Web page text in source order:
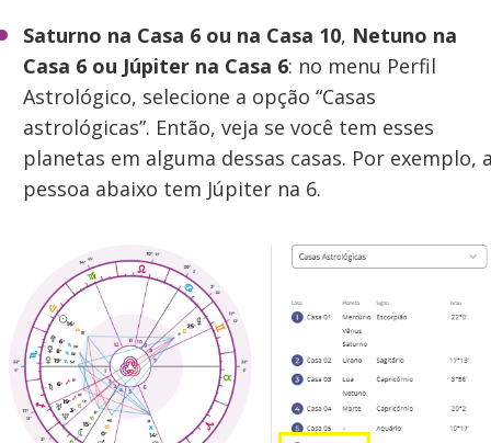
Saturno na Casa 6 ou na Casa 10, Netuno na
Casa 6 ou Júpiter na Casa 6: no menu Perfil
Astrológico, selecione a opção “Casas
astrológicas”. Então, veja se você tem esses
planetas em alguma dessas casas. Por exemplo,
pessoa abaixo tem Júpiter na 6.